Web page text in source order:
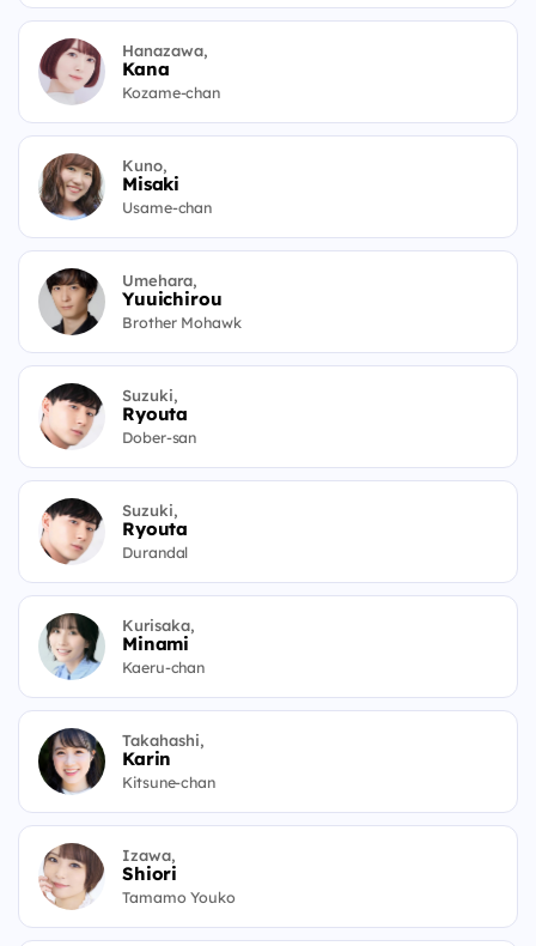
Hanazawa,
Kana
Kozame-chan
Kuno,
Misaki
Usame-chan
Umehara,
Yuuichirou
Brother Mohawk
Suzuki,
Ryouta
Dober-san
Suzuki,
Ryouta
Durandal
Kurisaka,
Minami
Kaeru-chan
Takahashi,
Karin
Kitsune-chan
Izawa,
Shiori
Tamamo Youko